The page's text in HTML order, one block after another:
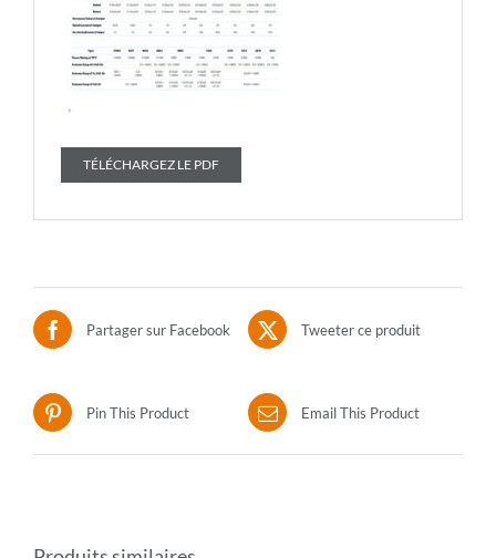
TÉLÉCHARGEZ LE PDF
Partager sur Facebook Tweeter ce produit
Pin This Product Email This Product